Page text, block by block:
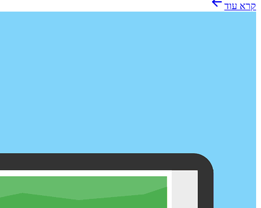
קרא עוד